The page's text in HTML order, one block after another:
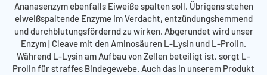
Ananasenzym ebenfalls Eiweiße spalten soll. Übrigens stehen
eiweißspaltende Enzyme im Verdacht, entzündungshemmend
und durchblutungsfördernd zu wirken. Abgerundet wird unser
Enzym | Cleave mit den Aminosäuren L-Lysin und L-Prolin.
Während L-Lysin am Aufbau von Zellen beteiligt ist, sorgt L-
Prolin für straffes Bindegewebe. Auch das in unserem Produkt